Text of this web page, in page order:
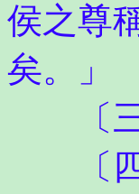
侯之尊
矣。」
〔三
〔四